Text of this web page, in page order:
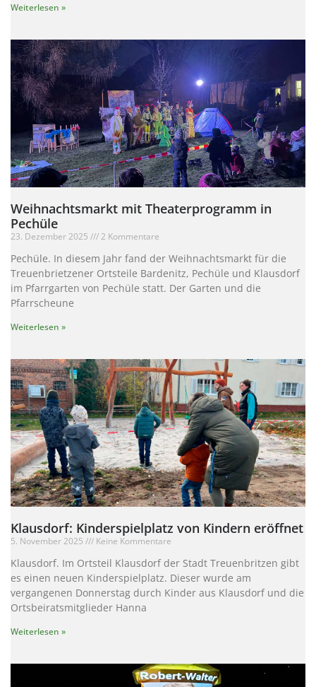
Weiterlesen »
Weihnachtsmarkt mit Theaterprogramm in
Pechüle
23. Dezember 2025 2 Kommentare
Pechüle. In diesem Jahr fand der Weihnachtsmarkt für die
Treuenbrietzener Ortsteile Bardenitz, Pechüle und Klausdorf
im Pfarrgarten von Pechüle statt. Der Garten und die
Pfarrscheune
Weiterlesen »
Klausdorf: Kinderspielplatz von Kindern eröffnet
5. November 2025 Keine Kommentare
Klausdorf. Im Ortsteil Klausdorf der Stadt Treuenbritzen gibt
es einen neuen Kinderspielplatz. Dieser wurde am
vergangenen Donnerstag durch Kinder aus Klausdorf und die
Ortsbeiratsmitglieder Hanna
Weiterlesen »